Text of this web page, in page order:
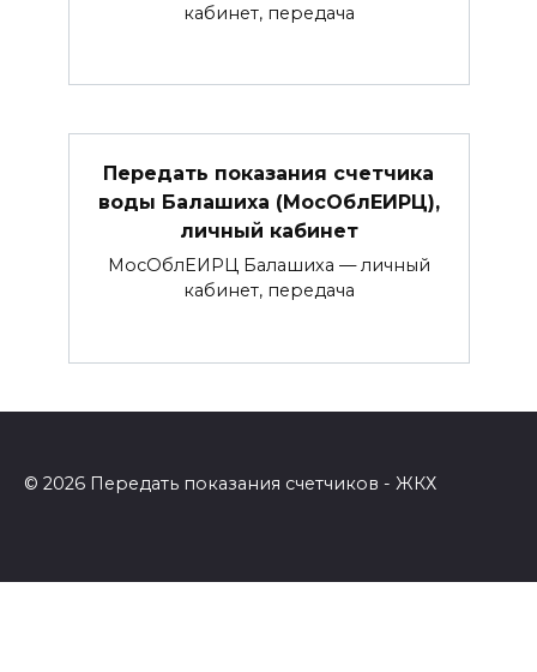
кабинет, передача
Передать показания счетчика
воды Балашиха (МосОблЕИРЦ),
личный кабинет
МосОблЕИРЦ Балашиха — личный
кабинет, передача
© 2026 Передать показания счетчиков - ЖКХ